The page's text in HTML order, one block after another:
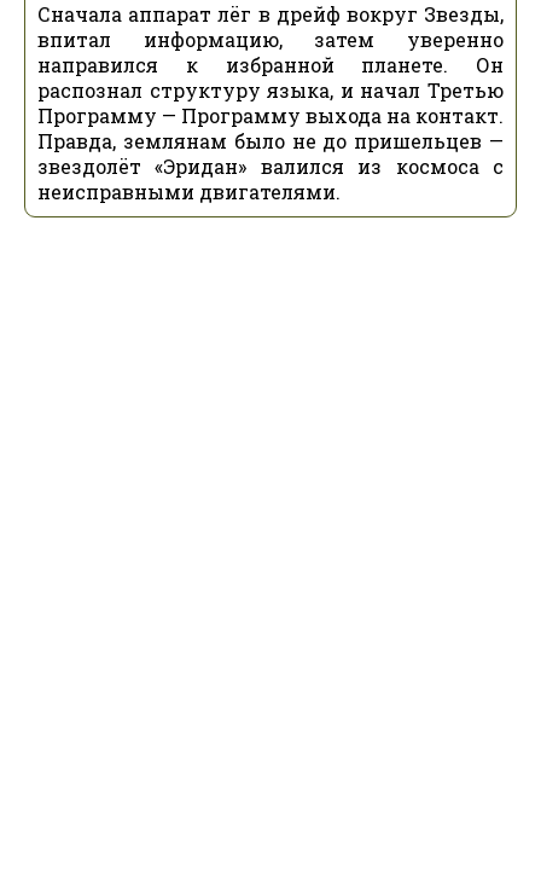
Сначала аппарат лёг в дрейф вокруг Звезды,
впитал информацию, затем уверенно
направился к избранной планете. Он
распознал структуру языка, и начал Третью
Программу — Программу выхода на контакт.
Правда, землянам было не до пришельцев —
звездолёт «Эридан» валился из космоса с
неисправными двигателями.